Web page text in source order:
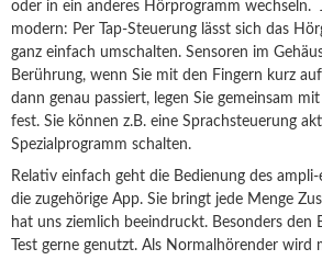
oder in ein anderes Hörprogramm wechseln.
modern: Per Tap-Steuerung lässt sich das
ganz einfach umschalten. Sensoren im
Berührung, wenn Sie mit den Fingern kurz
dann genau passiert, legen Sie gemeinsam
fest. Sie können z.B. eine Sprachsteuerung
Spezialprogramm schalten.
Relativ einfach geht die Bedienung des
die zugehörige App. Sie bringt jede Menge
hat uns ziemlich beeindruckt. Besonders den
Test gerne genutzt. Als Normalhörender wird